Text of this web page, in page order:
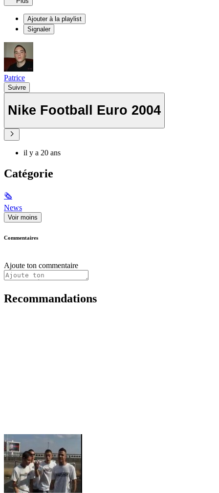
Ajouter à la playlist
Signaler
Patrice
Suivre
Nike Football Euro 2004
il y a 20 ans
Catégorie
🗞
News
Voir moins
Commentaires
Ajoute ton commentaire
Recommandations